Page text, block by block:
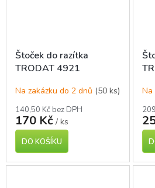
Štoček do razítka
TRODAT 4921
Na zakázku do 2 dnů (50 ks)
140,50 Kč bez DPH
170 Kč / ks
DO KOŠÍKU
Na